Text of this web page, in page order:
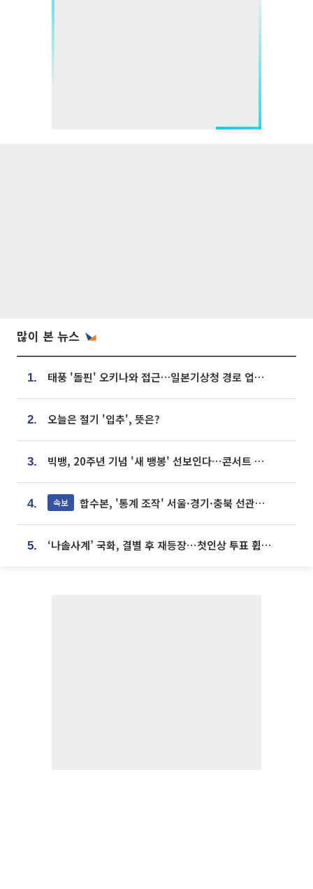
많이 본 뉴스
1. 태풍 '돌핀' 오키나와 접근…일본기상청 경로 업데이트
2. 오늘은 절기 '입추', 뜻은?
3. 빅뱅, 20주년 기념 '새 뱅봉' 선보인다⋯콘서트 앞두고 팝업 개최
4. 속보 합수본, '통계 조작' 서울·경기·충북 선관위 등 추가 압수수색
5. ‘나솔사계’ 국화, 결별 후 재등장⋯첫인상 투표 휩쓸고 ‘인기녀’ 등극